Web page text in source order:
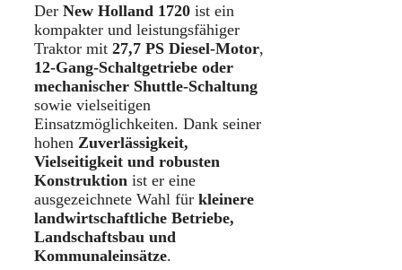
Der New Holland 1720 ist ein
kompakter und leistungsfähiger
Traktor mit 27,7 PS Diesel-Motor,
12-Gang-Schaltgetriebe oder
mechanischer Shuttle-Schaltung
sowie vielseitigen
Einsatzmöglichkeiten. Dank seiner
hohen Zuverlässigkeit,
Vielseitigkeit und robusten
Konstruktion ist er eine
ausgezeichnete Wahl für kleinere
landwirtschaftliche Betriebe,
Landschaftsbau und
Kommunaleinsätze.